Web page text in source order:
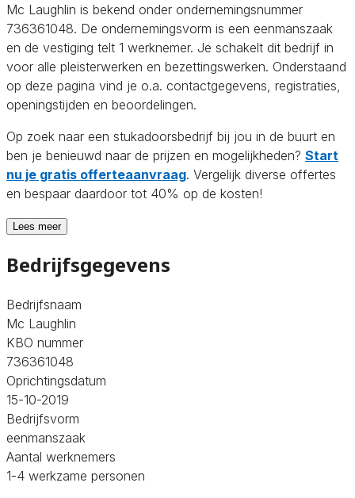
Mc Laughlin is bekend onder ondernemingsnummer
736361048. De ondernemingsvorm is een eenmanszaak
en de vestiging telt 1 werknemer. Je schakelt dit bedrijf in
voor alle pleisterwerken en bezettingswerken. Onderstaand
op deze pagina vind je o.a. contactgegevens, registraties,
openingstijden en beoordelingen.
Op zoek naar een stukadoorsbedrijf bij jou in de buurt en
ben je benieuwd naar de prijzen en mogelijkheden? Start
nu je gratis offerteaanvraag. Vergelijk diverse offertes
en bespaar daardoor tot 40% op de kosten!
Lees meer
Bedrijfsgegevens
Bedrijfsnaam
Mc Laughlin
KBO nummer
736361048
Oprichtingsdatum
15-10-2019
Bedrijfsvorm
eenmanszaak
Aantal werknemers
1-4 werkzame personen